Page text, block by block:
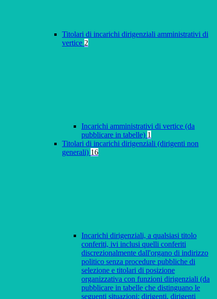
Titolari di incarichi dirigenziali amministrativi di
vertice 2
Incarichi amministrativi di vertice (da
pubblicare in tabelle) 1
Titolari di incarichi dirigenziali (dirigenti non
generali) 16
Incarichi dirigenziali, a qualsiasi titolo
conferiti, ivi inclusi quelli conferiti
discrezionalmente dall'organo di indirizzo
politico senza procedure pubbliche di
selezione e titolari di posizione
organizzativa con funzioni dirigenziali (da
pubblicare in tabelle che distinguano le
seguenti situazioni: dirigenti, dirigenti